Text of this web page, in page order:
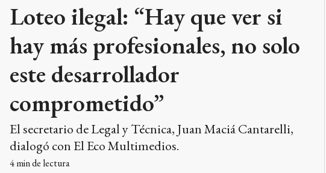
Loteo ilegal: “Hay que ver si
hay más profesionales, no solo
este desarrollador
comprometido”
El secretario de Legal y Técnica, Juan Maciá Cantarelli,
dialogó con El Eco Multimedios.
4min de lectura